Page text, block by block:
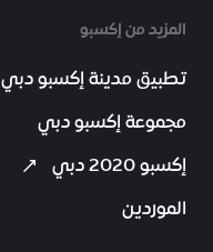
المزيد من إكسبو
تطبيق مدينة إكسبو دبي
مجموعة إكسبو دبي
إكسبو 2020 دبي
الموردين